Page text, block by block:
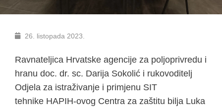
26. listopada 2023.
Ravnateljica Hrvatske agencije za poljoprivredu i
hranu doc. dr. sc. Darija Sokolić i rukovoditelj
Odjela za istraživanje i primjenu SIT
tehnike HAPIH-ovog Centra za zaštitu bilja Luka